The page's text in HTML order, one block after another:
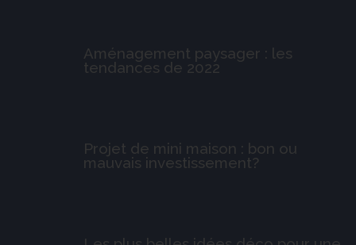
Aménagement paysager : les
tendances de 2022
Projet de mini maison : bon ou
mauvais investissement?